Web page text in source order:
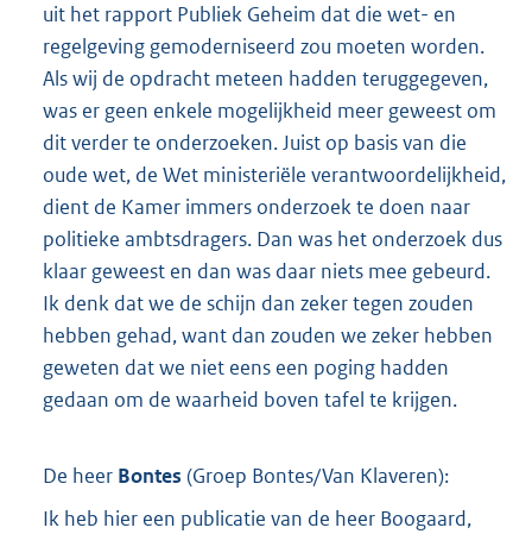
uit het rapport Publiek Geheim dat die wet- en
regelgeving gemoderniseerd zou moeten worden.
Als wij de opdracht meteen hadden teruggegeven,
was er geen enkele mogelijkheid meer geweest om
dit verder te onderzoeken. Juist op basis van die
oude wet, de Wet ministeriële verantwoordelijkheid,
dient de Kamer immers onderzoek te doen naar
politieke ambtsdragers. Dan was het onderzoek dus
klaar geweest en dan was daar niets mee gebeurd.
Ik denk dat we de schijn dan zeker tegen zouden
hebben gehad, want dan zouden we zeker hebben
geweten dat we niet eens een poging hadden
gedaan om de waarheid boven tafel te krijgen.
De heer Bontes (Groep Bontes/Van Klaveren):
Ik heb hier een publicatie van de heer Boogaard,